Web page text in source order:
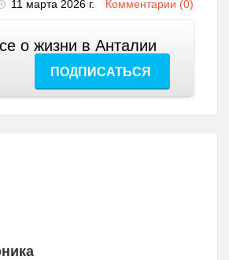
11 марта 2026 г. Комментарии (0)
о жизни в Анталии
ПОДПИСАТЬСЯ